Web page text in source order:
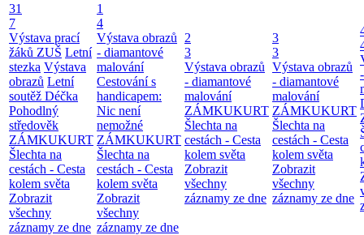
31
7
Výstava prací
žáků ZUŠ Letní
stezka Výstava
obrazů Letní
soutěž Déčka
Pohodlný
středověk
ZÁMKUKURT
Šlechta na
cestách - Cesta
kolem světa
Zobrazit
všechny
záznamy ze dne
1
4
Výstava obrazů
- diamantové
malování
Cestování s
handicapem:
Nic není
nemožné
ZÁMKUKURT
Šlechta na
cestách - Cesta
kolem světa
Zobrazit
všechny
záznamy ze dne
2
3
Výstava obrazů
- diamantové
malování
ZÁMKUKURT
Šlechta na
cestách - Cesta
kolem světa
Zobrazit
všechny
záznamy ze dne
3
3
Výstava obrazů
- diamantové
malování
ZÁMKUKURT
Šlechta na
cestách - Cesta
kolem světa
Zobrazit
všechny
záznamy ze dne